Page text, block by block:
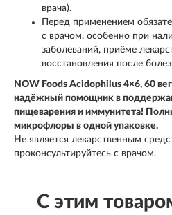
врача).
Перед применением
с врачом, особенно при
заболеваний, приёме
восстановления после
NOW Foods Acidophilus 4×6, 60
надёжный помощник в
пищеварения и иммунитета!
микрофлоры в одной упаковке.
Не является лекарственным
проконсультируйтесь с врачом.
С этим